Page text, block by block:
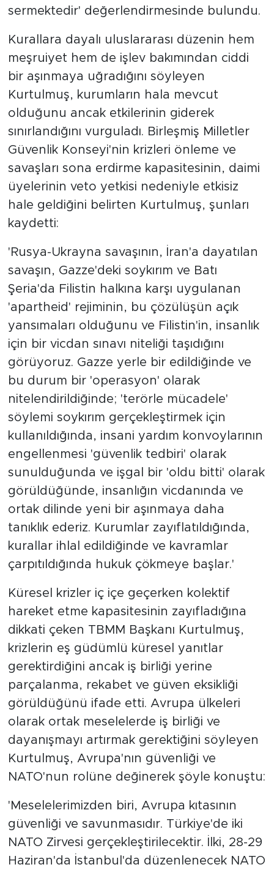
sermektedir' değerlendirmesinde bulundu.
Kurallara dayalı uluslararası düzenin hem
meşruiyet hem de işlev bakımından ciddi
bir aşınmaya uğradığını söyleyen
Kurtulmuş, kurumların hala mevcut
olduğunu ancak etkilerinin giderek
sınırlandığını vurguladı. Birleşmiş Milletler
Güvenlik Konseyi'nin krizleri önleme ve
savaşları sona erdirme kapasitesinin, daimi
üyelerinin veto yetkisi nedeniyle etkisiz
hale geldiğini belirten Kurtulmuş, şunları
kaydetti:
'Rusya-Ukrayna savaşının, İran'a dayatılan
savaşın, Gazze'deki soykırım ve Batı
Şeria'da Filistin halkına karşı uygulanan
'apartheid' rejiminin, bu çözülüşün açık
yansımaları olduğunu ve Filistin'in, insanlık
için bir vicdan sınavı niteliği taşıdığını
görüyoruz. Gazze yerle bir edildiğinde ve
bu durum bir 'operasyon' olarak
nitelendirildiğinde; 'terörle mücadele'
söylemi soykırım gerçekleştirmek için
kullanıldığında, insani yardım konvoylarının
engellenmesi 'güvenlik tedbiri' olarak
sunulduğunda ve işgal bir 'oldu bitti' olarak
görüldüğünde, insanlığın vicdanında ve
ortak dilinde yeni bir aşınmaya daha
tanıklık ederiz. Kurumlar zayıflatıldığında,
kurallar ihlal edildiğinde ve kavramlar
çarpıtıldığında hukuk çökmeye başlar.'
Küresel krizler iç içe geçerken kolektif
hareket etme kapasitesinin zayıfladığına
dikkati çeken TBMM Başkanı Kurtulmuş,
krizlerin eş güdümlü küresel yanıtlar
gerektirdiğini ancak iş birliği yerine
parçalanma, rekabet ve güven eksikliği
görüldüğünü ifade etti. Avrupa ülkeleri
olarak ortak meselelerde iş birliği ve
dayanışmayı artırmak gerektiğini söyleyen
Kurtulmuş, Avrupa'nın güvenliği ve
NATO'nun rolüne değinerek şöyle konuştu:
'Meselelerimizden biri, Avrupa kıtasının
güvenliği ve savunmasıdır. Türkiye'de iki
NATO Zirvesi gerçekleştirilecektir. İlki, 28-29
Haziran'da İstanbul'da düzenlenecek NATO